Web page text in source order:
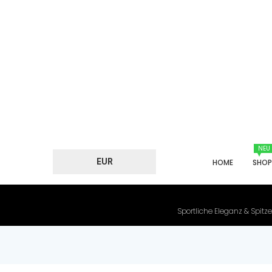
EUR HOME
NEU
SHOP
Sportliche Eleganz &